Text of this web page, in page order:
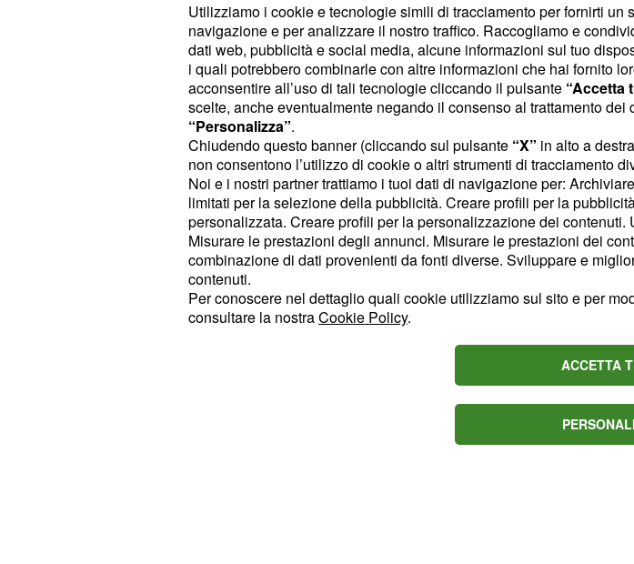
A tessere le fila del trasferimento di Sagan è stata infatti la
Specialized, l’azienda americana produttrice di biciclette.
Specialized ha voluto fortemente che Sagan continuasse a
pedalare sulle sue bici. Il marchio americano rifornisce
attualmente altre due squadre World Tour oltre alla Tinkoff
del campione slovacco, team che chiuderà a fine stagione.
Una è la Etixx Quickstep, che ha chiuso le porte a Sagan
definendo troppo esose le sue richieste economiche. L’altra
è appunto la Astana. Vinokourov ha confermato che c’era
stato un approccio con Sagan, ma che non è andato a buon
fine. “Abbiamo avuto dei colloqui durante il Giro d’Italia, ma
la cosa si è fermata lì, è difficile che
Utilizziamo i cookie e tecnologie simili di tracciamento per fornirti
navigazione e per analizzare il nostro traffico. Raccogliamo e
dati web, pubblicità e social media, alcune informazioni sul tuo
i quali potrebbero combinarle con altre informazioni che hai fornito
acconsentire all’uso di tali tecnologie cliccando il pulsante “Accetta
scelte, anche eventualmente negando il consenso al trattamento
“Personalizza”.
Chiudendo questo banner (cliccando sul pulsante “X” in alto a
non consentono l’utilizzo di cookie o altri strumenti di tracciamento
Noi e i nostri partner trattiamo i tuoi dati di navigazione per:
limitati per la selezione della pubblicità. Creare profili per la
personalizzata. Creare profili per la personalizzazione dei
Misurare le prestazioni degli annunci. Misurare le prestazioni dei
combinazione di dati provenienti da fonti diverse. Sviluppare e
contenuti.
Per conoscere nel dettaglio quali cookie utilizziamo sul sito e per
consultare la nostraCookie Policy.
ACCETTA